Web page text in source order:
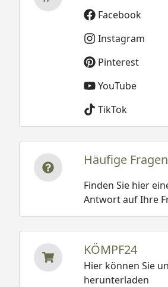
Facebook
Instagram
Pinterest
YouTube
TikTok
Häufige Fragen
Finden Sie hier
Antwort auf Ihre
KÖMPF24
Hier können Sie
herunterladen